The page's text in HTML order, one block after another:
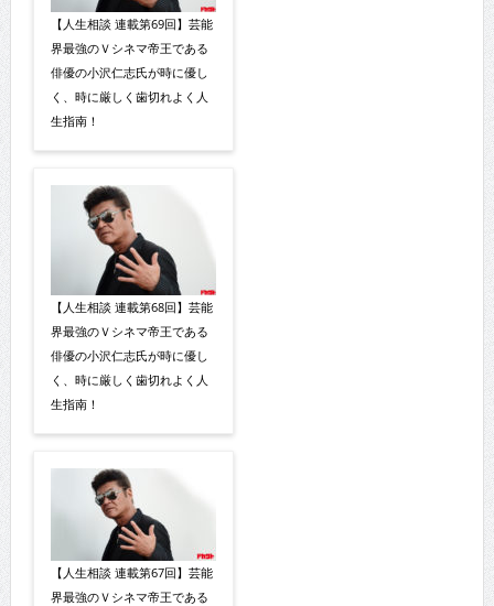
【人生相談 連載第69回】芸能
界最強のＶシネマ帝王である
俳優の小沢仁志氏が時に優し
く、時に厳しく歯切れよく人
生指南！
【人生相談 連載第68回】芸能
界最強のＶシネマ帝王である
俳優の小沢仁志氏が時に優し
く、時に厳しく歯切れよく人
生指南！
【人生相談 連載第67回】芸能
界最強のＶシネマ帝王である